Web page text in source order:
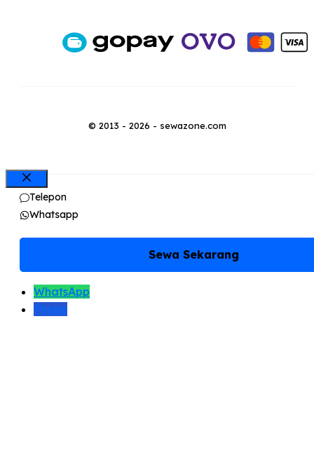
© 2013 - 2026 - sewazone.com
Close
Telepon
Whatsapp
Sewa Sekarang
WhatsApp
Phone